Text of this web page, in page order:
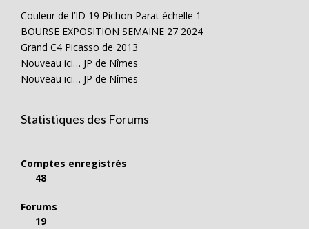
Couleur de l’ID 19 Pichon Parat échelle 1
BOURSE EXPOSITION SEMAINE 27 2024
Grand C4 Picasso de 2013
Nouveau ici… JP de Nîmes
Nouveau ici… JP de Nîmes
Statistiques des Forums
Comptes enregistrés
48
Forums
19